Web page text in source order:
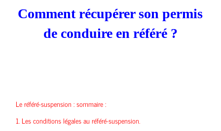
Comment récupérer son permis
de conduire en référé ?
Le référé-suspension : sommaire :
1. Les conditions légales au référé-suspension.